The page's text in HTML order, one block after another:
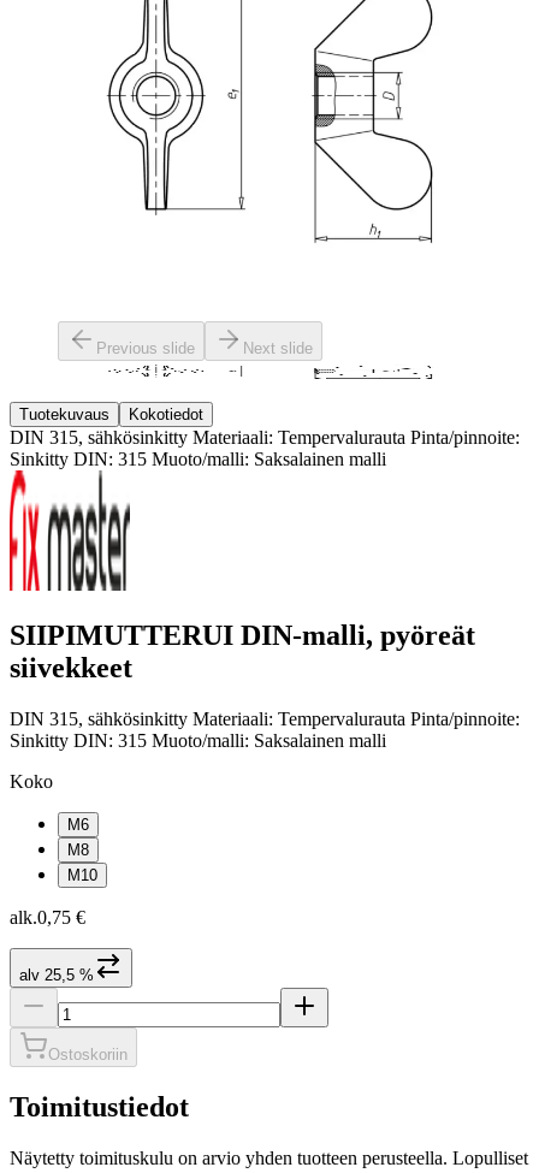
Previous slide Next slide
Tuotekuvaus Kokotiedot
DIN 315, sähkösinkitty Materiaali: Tempervalurauta Pinta/pinnoite:
Sinkitty DIN: 315 Muoto/malli: Saksalainen malli
SIIPIMUTTERUI DIN-malli, pyöreät
siivekkeet
DIN 315, sähkösinkitty Materiaali: Tempervalurauta Pinta/pinnoite:
Sinkitty DIN: 315 Muoto/malli: Saksalainen malli
Koko
M6
M8
M10
alk.0,75 €
alv 25,5 %
Ostoskoriin
Toimitustiedot
Näytetty toimituskulu on arvio yhden tuotteen perusteella. Lopulliset